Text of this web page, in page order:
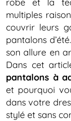
multiples
couvrir leurs
pantalons
son allure en
Dans cet
pantalons à
et pourquoi
dans votre
stylé et sans